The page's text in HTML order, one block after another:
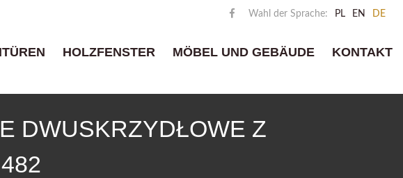
Wahl der Sprache: PL EN DE
HOLZFENSTER MÖBEL UND GEBÄUDE KONTAKT
DWUSKRZYDŁOWE Z